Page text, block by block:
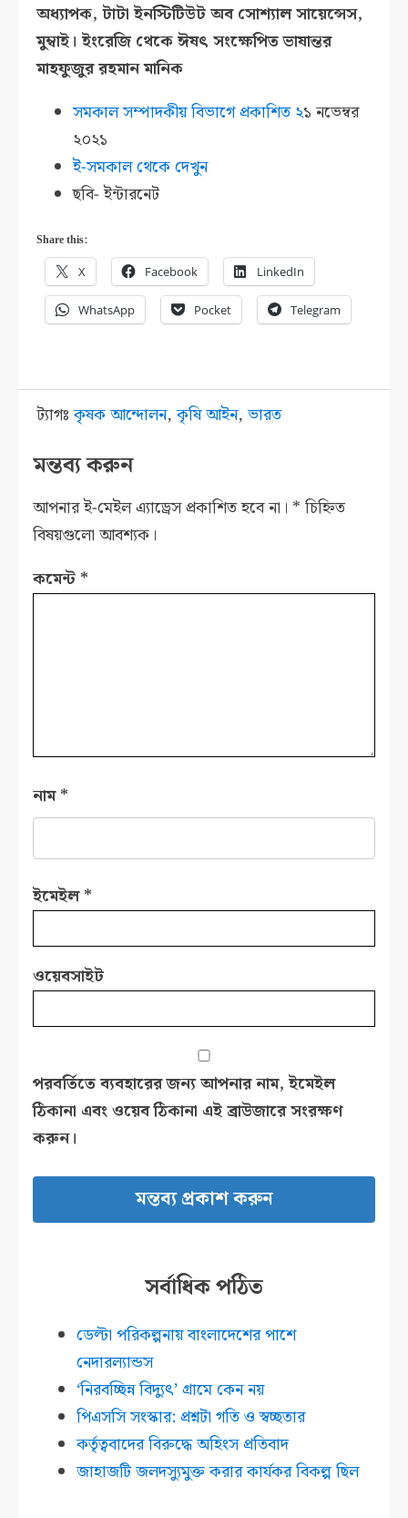
অধ্যাপক, টাটা ইনস্টিটিউট অব সোশ্যাল সায়েন্সেস,
মুম্বাই। ইংরেজি থেকে ঈষৎ সংক্ষেপিত ভাষান্তর
মাহফুজুর রহমান মানিক
সমকাল সম্পাদকীয় বিভাগে প্রকাশিত২১ নভেম্বর
২০২১
ই-সমকাল থেকে দেখুন
ছবি- ইন্টারনেট
Share this:
X Facebook LinkedIn
WhatsApp Pocket Telegram
ট্যাগঃকৃষক আন্দোলন,কৃষি আইন,ভারত
মন্তব্য করুন
আপনার ই-মেইল এ্যাড্রেস প্রকাশিত হবে না। * চিহ্নিত
বিষয়গুলো আবশ্যক।
কমেন্ট *
নাম*
ইমেইল*
ওয়েবসাইট
পরবর্তিতে ব্যবহারের জন্য আপনার নাম, ইমেইল
ঠিকানা এবং ওয়েব ঠিকানা এই ব্রাউজারে সংরক্ষণ
করুন।
সর্বাধিক পঠিত
ডেল্টা পরিকল্পনায় বাংলাদেশের পাশে
নেদারল্যান্ডস
‘নিরবচ্ছিন্ন বিদ্যুৎ’ গ্রামে কেন নয়
পিএসসি সংস্কার: প্রশ্নটা গতি ও স্বচ্ছতার
কর্তৃত্ববাদের বিরুদ্ধে অহিংস প্রতিবাদ
জাহাজটি জলদস্যুমুক্ত করার কার্যকর বিকল্প ছিল